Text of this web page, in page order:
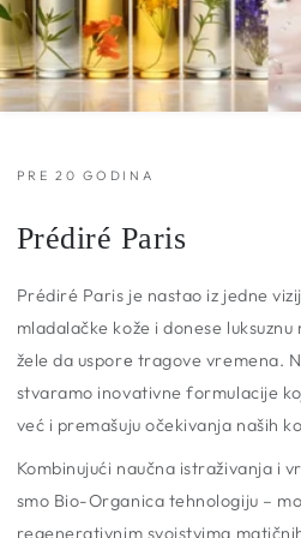
PRE 20 GODINA
Prédiré Paris
Prédiré Paris je nastao iz jedne
mladalačke kože i donese
žele da usporе tragove vremena.
stvaramo inovativne formulacije
već i premašuju očekivanja naših
Kombinujući naučna istraživanja i
smo Bio-Organica tehnologiju –
regenerativnim svojstvima